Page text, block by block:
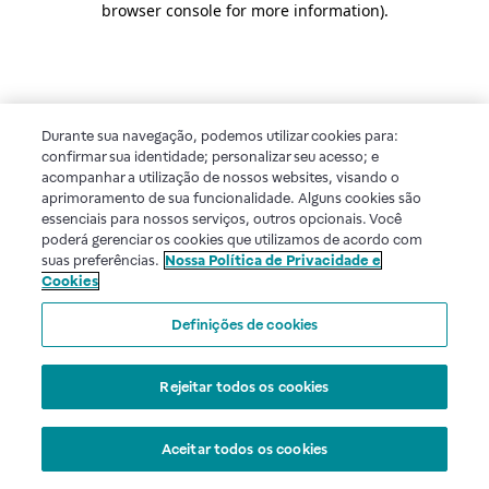
browser console for more information).
Durante sua navegação, podemos utilizar cookies para:
confirmar sua identidade; personalizar seu acesso; e
acompanhar a utilização de nossos websites, visando o
aprimoramento de sua funcionalidade. Alguns cookies são
essenciais para nossos serviços, outros opcionais. Você
poderá gerenciar os cookies que utilizamos de acordo com
suas preferências. Nossa Política de Privacidade e
Cookies
Definições de cookies
Rejeitar todos os cookies
Aceitar todos os cookies